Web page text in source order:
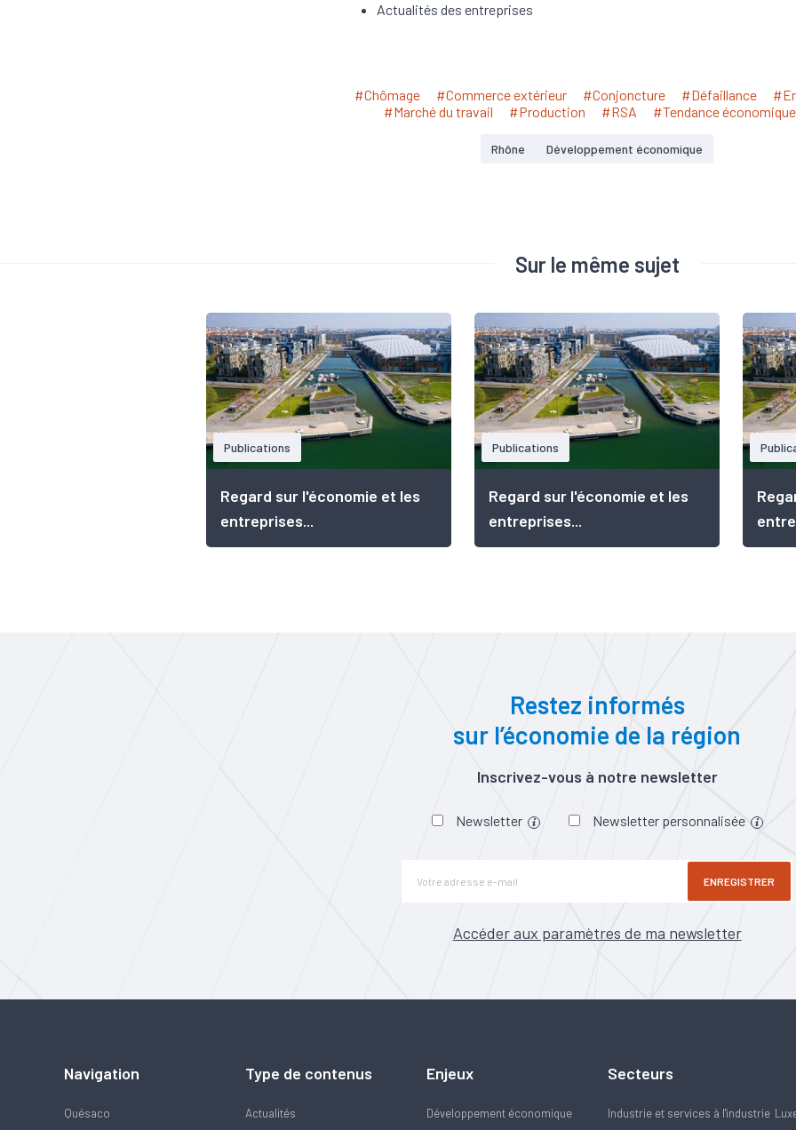
Actualités des entreprises
#Chômage #Commerce extérieur #Conjoncture #Défaillance
#Marché du travail
#Production #RSA #Tendance économique
Rhône Développement économique
Sur le même sujet
Publications
Regard sur l'économie et les
entreprises...
Publications
Regard sur l'économie et les
entreprises...
Restez informés
sur l’économie de la région
Inscrivez-vous à notre newsletter
Newsletter Newsletter personnalisée
ENREGISTRER
Accéder aux paramètres de ma newsletter
Navigation
Quésaco
Type de contenus
Actualités
Enjeux
Développement économique
Secteurs
Industrie et services à l'industrie